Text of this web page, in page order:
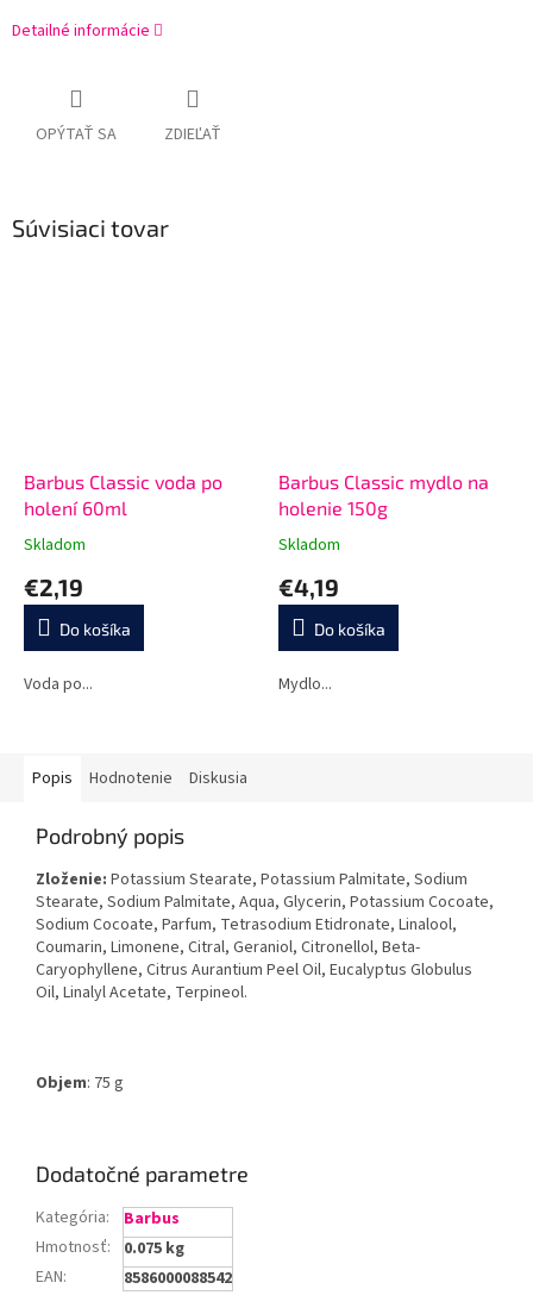
Detailné informácie
OPÝTAŤ SA ZDIEĽAŤ
Súvisiaci tovar
Barbus Classic voda po
holení 60ml
Priemerné
produktu
5,0
5
Skladom
€2,19
Do košíka
Voda po...
Barbus Classic mydlo na
holenie 150g
Priemerné
produktu
5,0
5
Skladom
€4,19
Do košíka
Mydlo...
Popis Hodnotenie Diskusia
Podrobný popis
Zloženie: Potassium Stearate, Potassium Palmitate, Sodium
Stearate, Sodium Palmitate, Aqua, Glycerin, Potassium Cocoate,
Sodium Cocoate, Parfum, Tetrasodium Etidronate, Linalool,
Coumarin, Limonene, Citral, Geraniol, Citronellol, Beta-
Caryophyllene, Citrus Aurantium Peel Oil, Eucalyptus Globulus
Oil, Linalyl Acetate, Terpineol.
Objem: 75 g
Dodatočné parametre
Kategória:
Barbus
Hmotnosť:
0.075 kg
EAN: 8586000088542